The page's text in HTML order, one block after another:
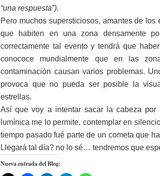
“una respuesta”).
Pero muchos supersticiosos, amantes de
que habiten en una zona densamente
correctamente tal evento y tendrá que
conococe mundialmente que en las
contaminación causan varios problemas.
provoca que no pueda ser posible la
estrellas.
Así que voy a intentar sacar la cabeza
lumínica me lo permite, contemplar en
tiempo pasado fué parte de un cometa que
Llegará tal día? no lo sé… tendremos que
Nueva entrada del Blog: